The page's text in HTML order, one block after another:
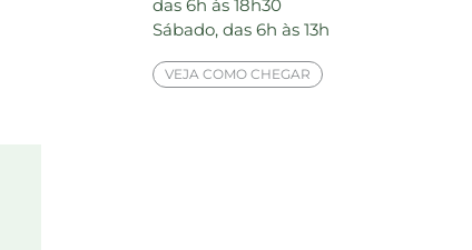
das 6h às 18h30
Sábado, das 6h às 13h
VEJA COMO CHEGAR